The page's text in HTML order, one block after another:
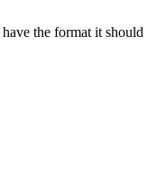
the format it should